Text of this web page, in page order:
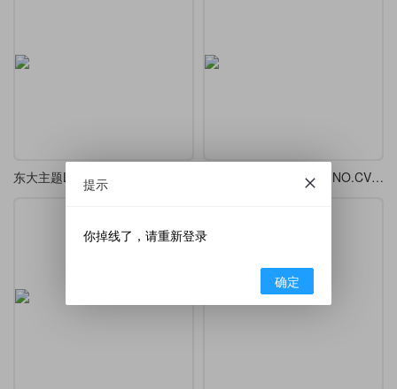
Latex简历模板（ZIP）-NO.CV20260627
提示
你掉线了，请重新登录
确定